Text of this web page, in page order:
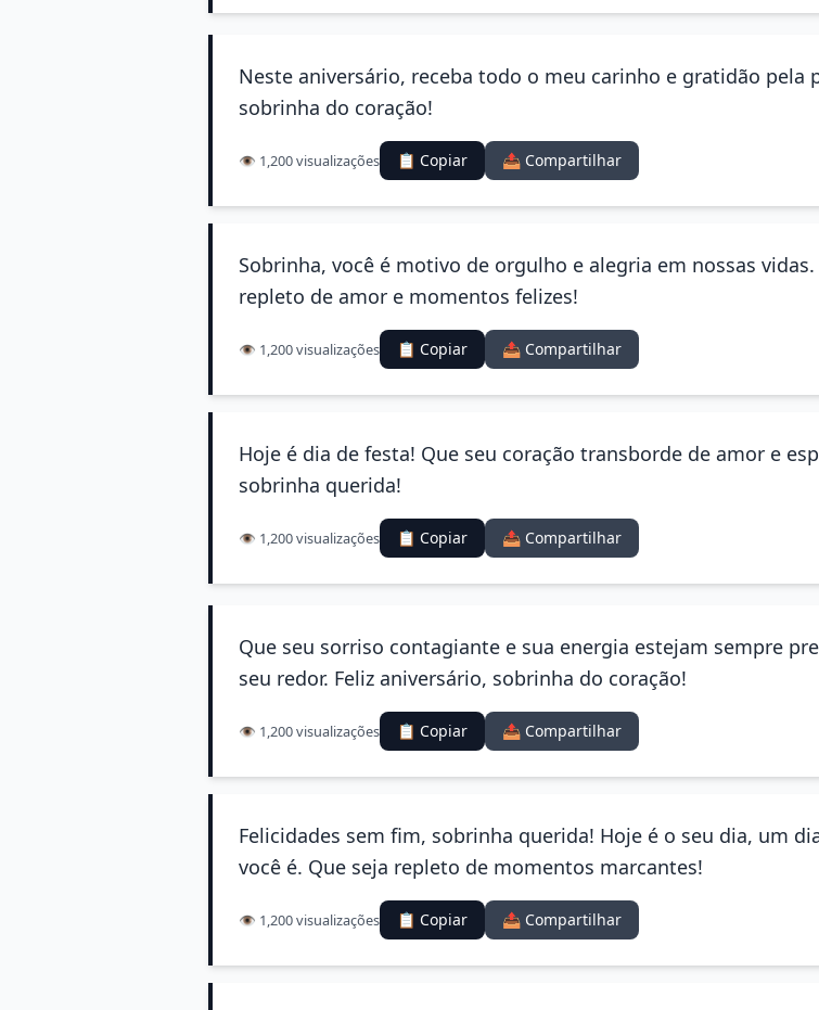
Neste aniversário, receba todo o meu carinho e gratidão pela
sobrinha do coração!
👁️ 1,200 visualizações 📋 Copiar 📤 Compartilhar
Sobrinha, você é motivo de orgulho e alegria em nossas
repleto de amor e momentos felizes!
👁️ 1,200 visualizações 📋 Copiar 📤 Compartilhar
Hoje é dia de festa! Que seu coração transborde de amor e
sobrinha querida!
👁️ 1,200 visualizações 📋 Copiar 📤 Compartilhar
Que seu sorriso contagiante e sua energia estejam sempre
seu redor. Feliz aniversário, sobrinha do coração!
👁️ 1,200 visualizações 📋 Copiar 📤 Compartilhar
Felicidades sem fim, sobrinha querida! Hoje é o seu dia, um
você é. Que seja repleto de momentos marcantes!
👁️ 1,200 visualizações 📋 Copiar 📤 Compartilhar